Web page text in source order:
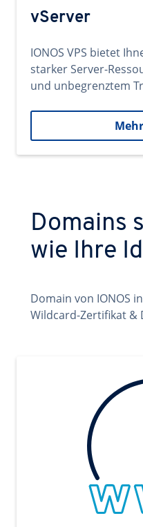
vServer
IONOS VPS bietet
starker Server-
und unbegrenztem
Domains
wie Ihre
Domain von IONOS
Wildcard-Zertifikat &